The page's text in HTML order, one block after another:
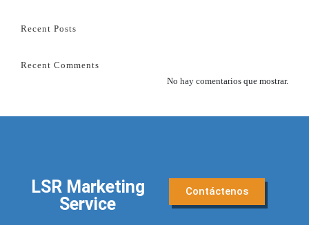
Recent Posts
Recent Comments
No hay comentarios que mostrar.
LSR Marketing
Service
Contáctenos